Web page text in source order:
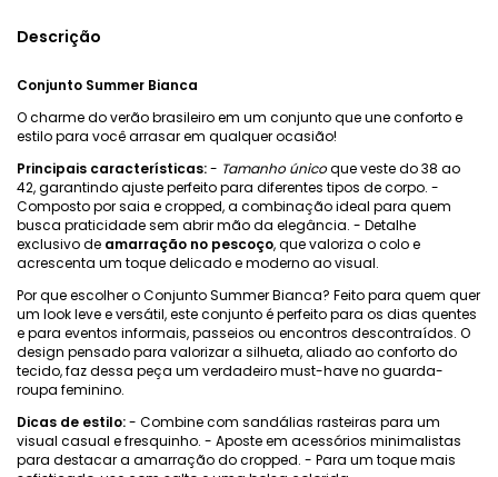
Descrição
Conjunto Summer Bianca
O charme do verão brasileiro em um conjunto que une conforto e
estilo para você arrasar em qualquer ocasião!
Principais características:- Tamanho únicoque veste do 38 ao
42, garantindo ajuste perfeito para diferentes tipos de corpo. -
Composto por saia e cropped, a combinação ideal para quem
busca praticidade sem abrir mão da elegância. - Detalhe
exclusivo de amarração no pescoço, que valoriza o colo e
acrescenta um toque delicado e moderno ao visual.
Por que escolher o Conjunto Summer Bianca? Feito para quem quer
um look leve e versátil, este conjunto é perfeito para os dias quentes
e para eventos informais, passeios ou encontros descontraídos. O
design pensado para valorizar a silhueta, aliado ao conforto do
tecido, faz dessa peça um verdadeiro must-have no guarda-
roupa feminino.
Dicas de estilo:- Combine com sandálias rasteiras para um
visual casual e fresquinho. - Aposte em acessórios minimalistas
para destacar a amarração do cropped. - Para um toque mais